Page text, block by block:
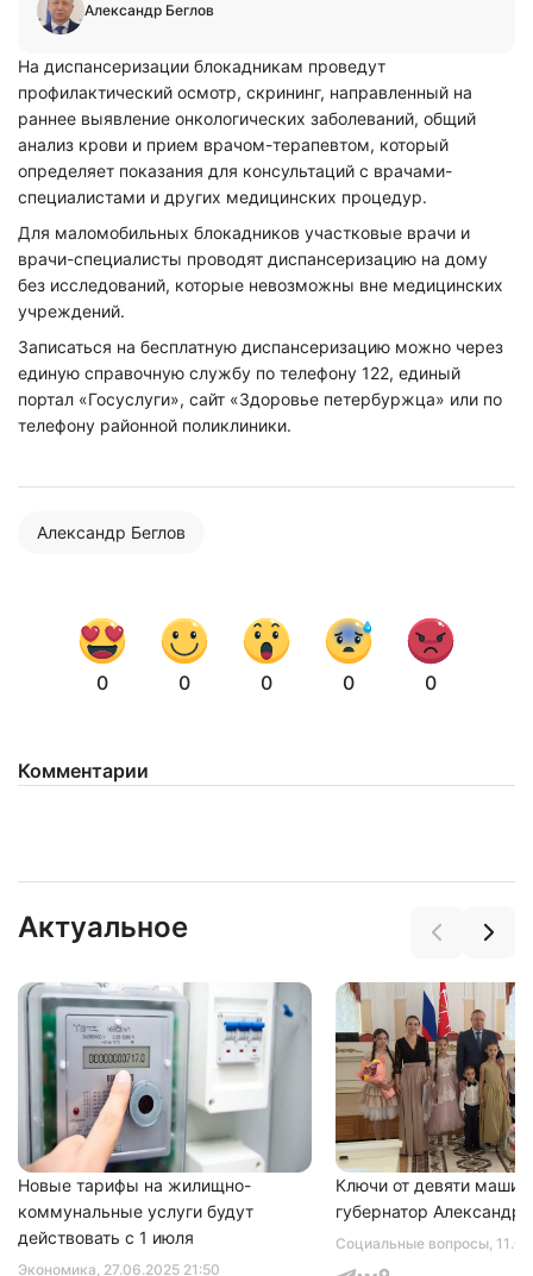
Александр Беглов
На диспансеризации блокадникам проведут
профилактический осмотр, скрининг, направленный на
раннее выявление онкологических заболеваний, общий
анализ крови и прием врачом-терапевтом, который
определяет показания для консультаций с врачами-
специалистами и других медицинских процедур.
Для маломобильных блокадников участковые врачи и
врачи-специалисты проводят диспансеризацию на дому
без исследований, которые невозможны вне медицинских
учреждений.
Записаться на бесплатную диспансеризацию можно через
единую справочную службу по телефону 122, единый
портал «Госуслуги», сайт «Здоровье петербуржца» или по
телефону районной поликлиники.
Александр Беглов
0 0 0 0 0
Комментарии
Актуальное
Экономика, 27.06.2025 21:50
Новые тарифы на жилищно-
коммунальные услуги будут
действовать с 1 июля
Социальные вопросы,
Ключи от девяти машин
губернатор Александр